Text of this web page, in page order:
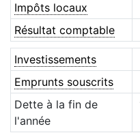
Impôts locaux
Résultat comptable
Investissements
Emprunts souscrits
Dette à la fin de
l'année